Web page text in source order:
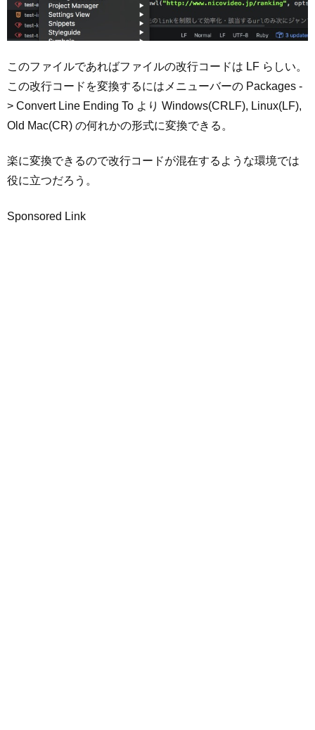
このファイルであればファイルの改行コードは LF らしい。
この改行コードを変換するにはメニューバーの Packages -
> Convert Line Ending To より Windows(CRLF), Linux(LF),
Old Mac(CR) の何れかの形式に変換できる。
楽に変換できるので改行コードが混在するような環境では
役に立つだろう。
Sponsored Link